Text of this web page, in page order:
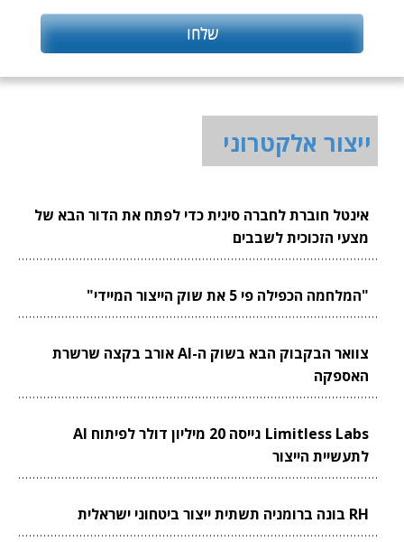
ייצור אלקטרוני
אינטל חוברת לחברה סינית כדי לפתח את הדור הבא של
מצעי הזכוכית לשבבים
"המלחמה הכפילה פי 5 את שוק הייצור המיידי"
צוואר הבקבוק הבא בשוק ה-AI אורב בקצה שרשרת
האספקה
Limitless Labs גייסה 20 מיליון דולר לפיתוח AI
לתעשיית הייצור
RH בונה ברומניה תשתית ייצור ביטחוני ישראלית